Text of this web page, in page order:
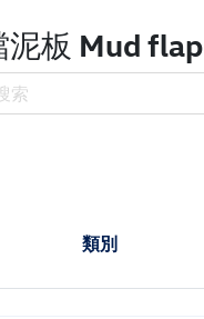
泥板 Mud flap
類別